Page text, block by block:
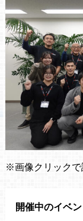
※画像クリックで
開催中のイベン